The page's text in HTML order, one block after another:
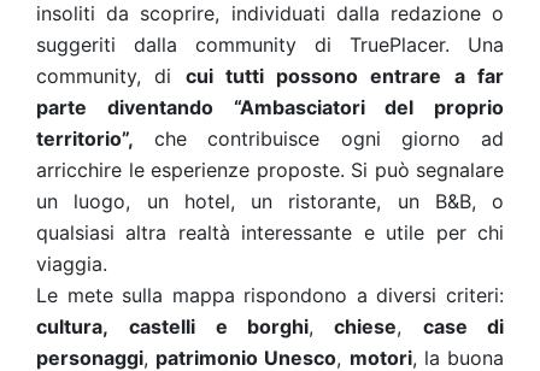
insoliti da scoprire, individuati dalla redazione o
suggeriti dalla community di TruePlacer. Una
community, di cui tutti possono entrare a far
parte diventando “Ambasciatori del proprio
territorio”, che contribuisce ogni giorno ad
arricchire le esperienze proposte. Si può segnalare
un luogo, un hotel, un ristorante, un B&B, o
qualsiasi altra realtà interessante e utile per chi
viaggia.
Le mete sulla mappa rispondono a diversi criteri:
cultura,
castelli e borghi,chiese, case di
personaggi, patrimonio Unesco, motori, la buona